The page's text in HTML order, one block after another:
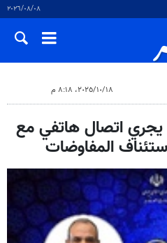
٠٨‏/٠٨‏/٢٠٢٦
١٨‏/١٠‏/٢٠٢٥، ٨:١٨ م
يجري اتصال هاتفي مع
المفاوضات